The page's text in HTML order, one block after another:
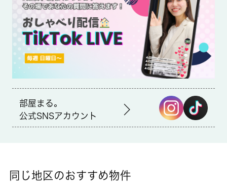
地に立地する物件です。丁寧かつ迅速に対応する事がモットーの
当社なら、きっと満足していただけるお部屋探しが可能です。北
区や南北線西ケ原付近のことならお任せ下さい。
部屋まる。
公式SNSアカウント
同じ地区のおすすめ物件